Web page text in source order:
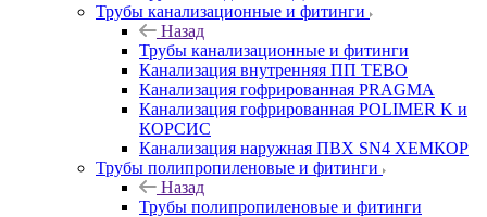
Трубы канализационные и фитинги
Назад
Трубы канализационные и фитинги
Канализация внутренняя ПП TEBO
Канализация гофрированная PRAGMA
Канализация гофрированная POLIMER K и
КОРСИС
Канализация наружная ПВХ SN4 ХЕМКОР
Трубы полипропиленовые и фитинги
Назад
Трубы полипропиленовые и фитинги